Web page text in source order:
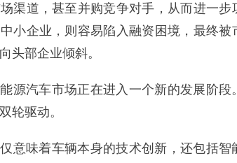
渠道，甚至并购竞争对手，从而进一
小企业，则容易陷入融资困境，最终
头部企业倾斜。
源汽车市场正在进入一个新的发展阶
轮驱动。
意味着车辆本身的技术创新，还包括